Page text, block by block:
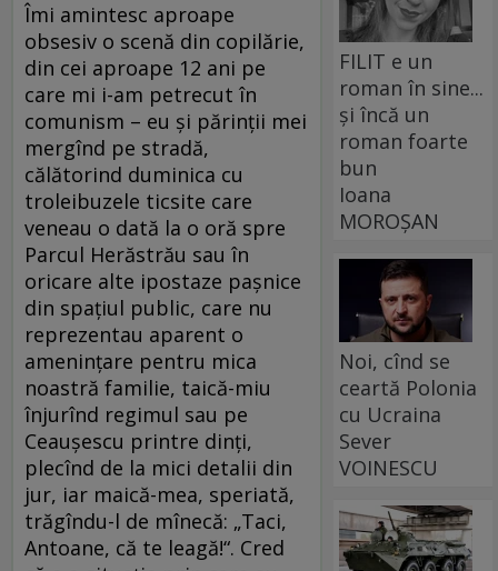
Îmi amintesc aproape
obsesiv o scenă din copilărie,
din cei aproape 12 ani pe
care mi i-am petrecut în
comunism – eu și părinții mei
mergînd pe stradă,
călătorind duminica cu
troleibuzele ticsite care
veneau o dată la o oră spre
Parcul Herăstrău sau în
oricare alte ipostaze pașnice
din spațiul public, care nu
reprezentau aparent o
amenințare pentru mica
noastră familie, taică-miu
înjurînd regimul sau pe
Ceaușescu printre dinți,
plecînd de la mici detalii din
jur, iar maică-mea, speriată,
trăgîndu-l de mînecă: „Taci,
Antoane, că te leagă!“. Cred
FILIT e un
roman în sine...
și încă un
roman foarte
bun
Ioana
MOROȘAN
Noi, cînd se
ceartă Polonia
cu Ucraina
Sever
VOINESCU